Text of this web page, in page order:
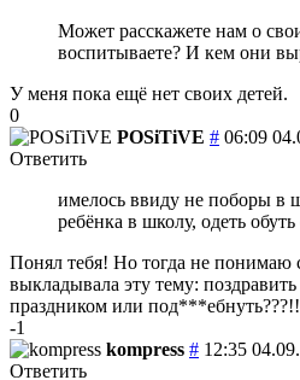
Может расскажете нам о
воспитываете? И кем они
У меня пока ещё нет своих детей.
0
POSiTiVE # 06:09
Ответить
имелось ввиду не поборы в
ребёнка в школу, одеть
Понял тебя! Но тогда не
выкладывала эту тему:
праздником или
-1
kompress # 12:35
Ответить